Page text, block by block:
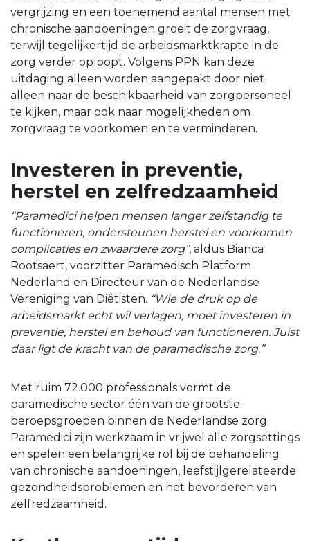
vergrijzing en een toenemend aantal mensen met
chronische aandoeningen groeit de zorgvraag,
terwijl tegelijkertijd de arbeidsmarktkrapte in de
zorg verder oploopt. Volgens PPN kan deze
uitdaging alleen worden aangepakt door niet
alleen naar de beschikbaarheid van zorgpersoneel
te kijken, maar ook naar mogelijkheden om
zorgvraag te voorkomen en te verminderen.
Investeren in preventie,
herstel en zelfredzaamheid
“Paramedici helpen mensen langer zelfstandig te
functioneren, ondersteunen herstel en voorkomen
complicaties en zwaardere zorg”, aldus Bianca
Rootsaert, voorzitter Paramedisch Platform
Nederland en Directeur van de Nederlandse
Vereniging van Diëtisten. “Wie de druk op de
arbeidsmarkt echt wil verlagen, moet investeren in
preventie, herstel en behoud van functioneren. Juist
daar ligt de kracht van de paramedische zorg.”
Met ruim 72.000 professionals vormt de
paramedische sector één van de grootste
beroepsgroepen binnen de Nederlandse zorg.
Paramedici zijn werkzaam in vrijwel alle zorgsettings
en spelen een belangrijke rol bij de behandeling
van chronische aandoeningen, leefstijlgerelateerde
gezondheidsproblemen en het bevorderen van
zelfredzaamheid.